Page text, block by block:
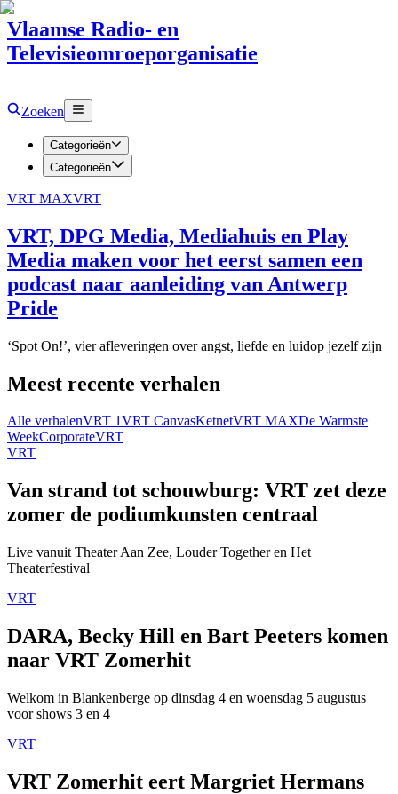
Vlaamse Radio- en
Televisieomroeporganisatie
Zoeken
Categorieën
Categorieën
VRT MAXVRT
VRT, DPG Media, Mediahuis en Play
Media maken voor het eerst samen een
podcast naar aanleiding van Antwerp
Pride
‘Spot On!’, vier afleveringen over angst, liefde en luidop jezelf zijn
Meest recente verhalen
Alle verhalenVRT 1VRT CanvasKetnetVRT MAXDe Warmste
WeekCorporateVRT
VRT
Van strand tot schouwburg: VRT zet deze
zomer de podiumkunsten centraal
Live vanuit Theater Aan Zee, Louder Together en Het
Theaterfestival
VRT
DARA, Becky Hill en Bart Peeters komen
naar VRT Zomerhit
Welkom in Blankenberge op dinsdag 4 en woensdag 5 augustus
voor shows 3 en 4
VRT
VRT Zomerhit eert Margriet Hermans